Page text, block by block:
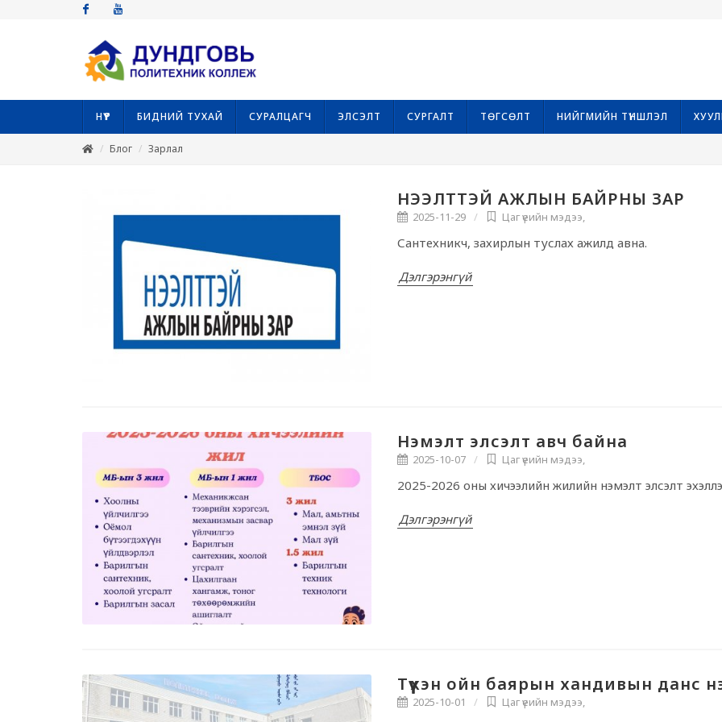
НҮҮР БИДНИЙ ТУХАЙ СУРАЛЦАГЧ ЭЛСЭЛТ СУРГАЛТ ТӨГСӨЛТ НИЙГМИЙН ТҮНШЛЭЛ
Блог Зарлал
НЭЭЛТТЭЙ АЖЛЫН БАЙРНЫ ЗАР
2025-11-29 Цаг үеийн мэдээ,
Сантехникч, захирлын туслах ажилд авна.
Дэлгэрэнгүй
Нэмэлт элсэлт авч байна
2025-10-07 Цаг үеийн мэдээ,
2025-2026 оны хичээлийн жилийн нэмэлт элсэлт
Дэлгэрэнгүй
Түүхэн ойн баярын хандивын данс
2025-10-01 Цаг үеийн мэдээ,